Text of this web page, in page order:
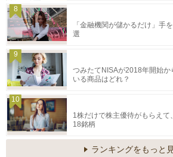
8
「金融機関が儲かるだけ」手
選
9
つみたてNISAが2018年開始
いる商品はどれ？
10
1株だけで株主優待がもらえ
18銘柄
ランキングをもっと